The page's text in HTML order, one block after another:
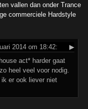
vallen dan onder Trance
commerciele Hardstyle
2014 om 18:42:
▶
act* harder gaat
heel veel voor nodig.
er ook liever niet